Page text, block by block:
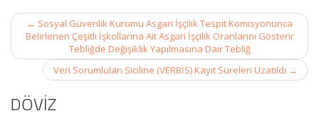
Post
navigation
← Sosyal Güvenlik Kurumu Asgari İşçilik Tespit Komisyonunca
Belirlenen Çeşitli İşkollarına Ait Asgari İşçilik Oranlarını Gösterir
Tebliğde Değişiklik Yapılmasına Dair Tebliğ
Veri Sorumluları Siciline (VERBİS) Kayıt Süreleri Uzatıldı →
DÖVİZ